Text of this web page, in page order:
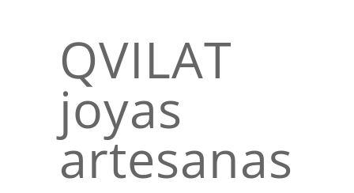
QVILAT
joyas
artesanas